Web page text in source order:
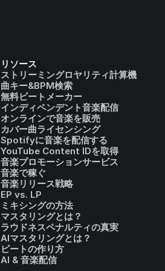
リソース
ストリーミングロヤリティ計算機
曲キー&BPM検索
無料ビートメーカー
インディペンデント音楽配信
オンラインで音楽を販売
カバー曲ライセンシング
Spotifyに音楽を配信する
YouTube Content IDを取得
音楽プロモーションサービス
音楽で稼ぐ
音楽リリース戦略
EP vs. LP
ミキシングの方法
マスタリングとは？
ラウドネスペナルティの真実
AIマスタリングとは？
ビートの作り方
AI & 音楽配信